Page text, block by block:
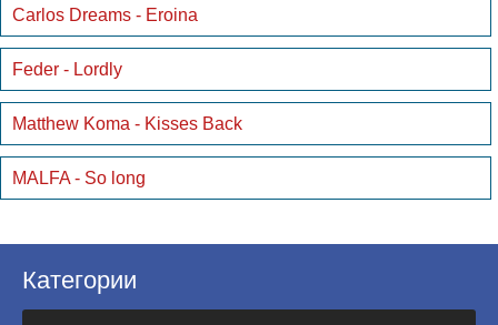
Carlos Dreams - Eroina
Feder - Lordly
Matthew Koma - Kisses Back
MALFA - So long
Категории